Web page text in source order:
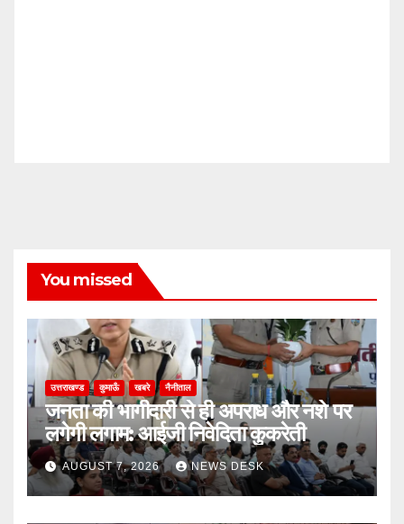
You missed
उत्तराखण्ड कुमाऊँ खबरे नैनीताल
जनता की भागीदारी से ही अपराध और नशे पर
लगेगी लगाम: आईजी निवेदिता कुकरेती
AUGUST 7, 2026 NEWS DESK